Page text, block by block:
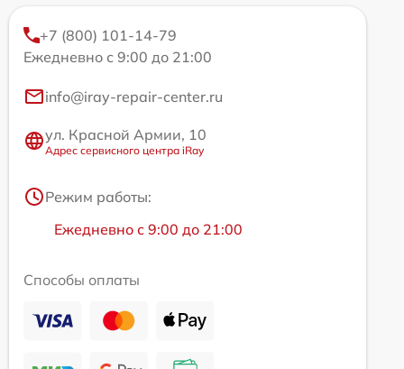
+7 (800) 101-14-79
Ежедневно с 9:00 до 21:00
info@iray-repair-center.ru
ул. Красной Армии, 10
Адрес сервисного центра iRay
Режим работы:
Ежедневно с 9:00 до 21:00
Способы оплаты